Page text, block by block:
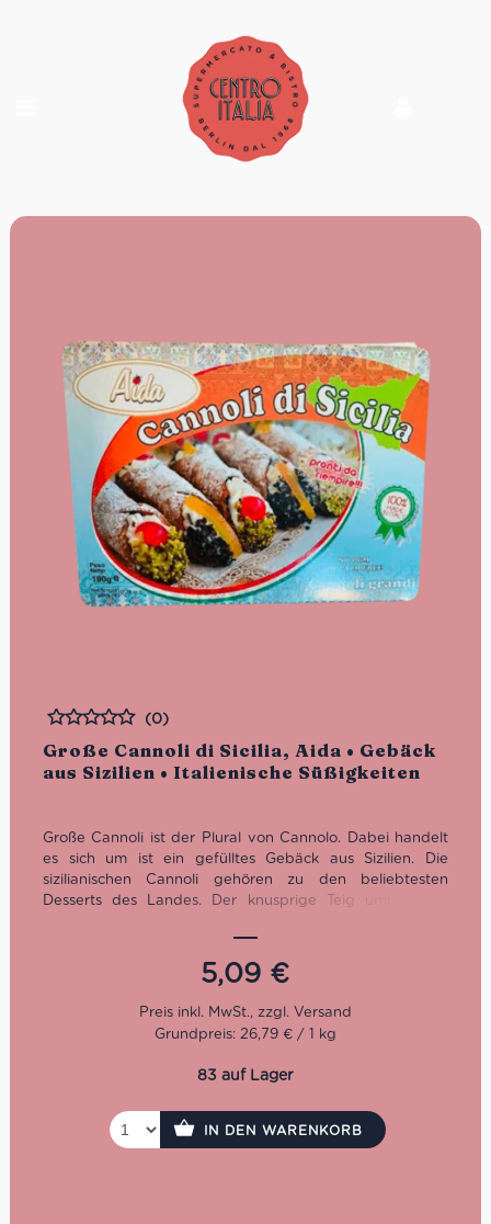
Große Cannoli di Sicilia, Aida • Gebäck
aus Sizilien • Italienische Süßigkeiten
Bewertet
(0)
Große Cannoli ist der Plural von Cannolo. Dabei handelt
es sich um ist ein gefülltes Gebäck aus Sizilien. Die
sizilianischen Cannoli gehören zu den beliebtesten
Desserts des Landes. Der knusprige Teig umhüllt die
bildet eine kostbare Hülle, die Bissen für Bissen begleitet.
Verwöhne Dich oder Deine Gäste mit dieser besonderen
Nachspeise als feinen Abschluss einer Menüfolge oder
am Nachmittag statt einem Stück Kuchen. Diese
gebackenen Rollen von Aida lassen sich je nach
Geschmack mit verschiedenen Cremes selber füllen.
Idealerweise zum Frühstück
Zum Kaffee am Nachmittag
Oder als Gastgeschenk für Freunde oder Familie
5,09 €
Grundpreis: 26,79 € / 1 kg
83 auf Lager
IN DEN WARENKORB